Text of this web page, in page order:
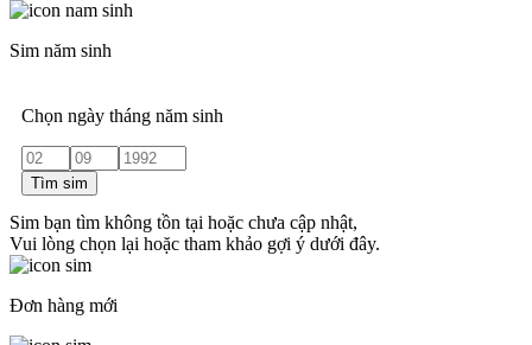
Sim năm sinh
Chọn ngày tháng năm sinh
Tìm sim
Sim bạn tìm không tồn tại hoặc chưa cập nhật,
Vui lòng chọn lại hoặc tham khảo gợi ý dưới đây.
Đơn hàng mới